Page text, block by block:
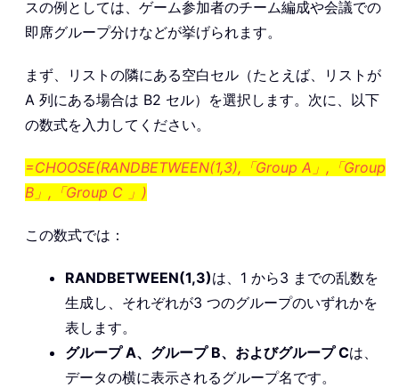
スの例としては、ゲーム参加者のチーム編成や会議での
即席グループ分けなどが挙げられます。
まず、リストの隣にある空白セル（たとえば、リストが
A 列にある場合は B2 セル）を選択します。次に、以下
の数式を入力してください。
=CHOOSE(RANDBETWEEN(1,3),「Group A」,「Group
B」,「Group C 」)
この数式では：
RANDBETWEEN(1,3)は、1 から3 までの乱数を
生成し、それぞれが3 つのグループのいずれかを
表します。
グループ A、グループ B、およびグループ Cは、
データの横に表示されるグループ名です。